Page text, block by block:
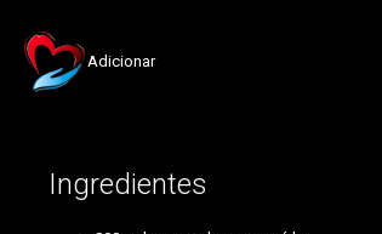
Adicionar
Ingredientes